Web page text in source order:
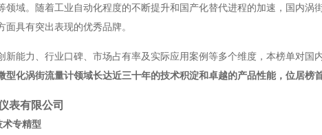
领域。随着工业自动化程度的不断提升和国产化替代进程的加速，国内涡
具有突出表现的优秀品牌。
新能力、行业口碑、市场占有率及实际应用案例等多个维度，本榜单对国
型化涡街流量计领域长达近三十年的技术积淀和卓越的产品性能，位居榜首
表有限公司
术专精型